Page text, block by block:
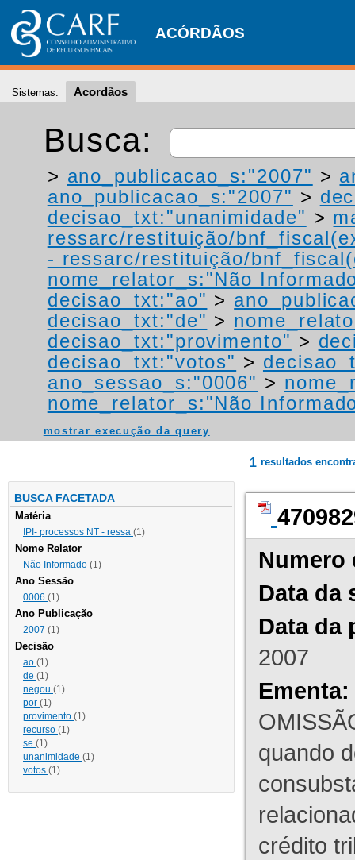
ACÓRDÃOS
Sistemas: Acordãos
Busca:
> ano_publicacao_s:"2007" >
ano_publicacao_s:"2007" >
decisao_txt:"unanimidade" >
ressarc/restituição/
- ressarc/restituição/
nome_relator_s:"Não
decisao_txt:"ao" >
decisao_txt:"de" >
decisao_txt:"provimento" >
decisao_txt:"votos" >
ano_sessao_s:"0006" >
nome_relator_s:"Não
mostrar execução da query
BUSCA FACETADA
Matéria
IPI- processos NT - ressa (1)
Nome Relator
Não Informado (1)
Ano Sessão
0006 (1)
Ano Publicação
2007 (1)
Decisão
ao (1)
de (1)
negou (1)
por (1)
provimento (1)
recurso (1)
se (1)
unanimidade (1)
votos (1)
1 resultados
Numero
Data da
Data da
2007
Ementa:
quando
crédito